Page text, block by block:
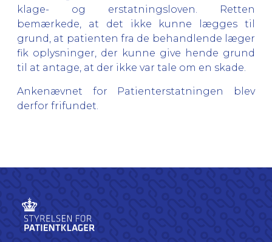
klage- og erstatningsloven. Retten
bemærkede, at det ikke kunne lægges til
grund, at patienten fra de behandlende læger
fik oplysninger, der kunne give hende grund
til at antage, at der ikke var tale om en skade.
Ankenævnet for Patienterstatningen blev
derfor frifundet.